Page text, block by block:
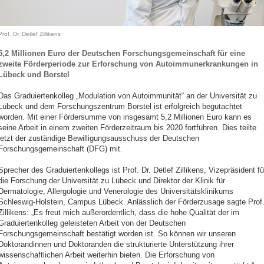
Dr. Detlef Zillikens
Millionen Euro der Deutschen Forschungsgemeinschaft für eine
Förderperiode zur Erforschung von Autoimmunerkrankungen in
und Borstel
Graduiertenkolleg „Modulation von Autoimmunität“ an der Universität zu
und dem Forschungszentrum Borstel ist erfolgreich begutachtet
Mit einer Fördersumme von insgesamt 5,2 Millionen Euro kann es
Arbeit in einem zweiten Förderzeitraum bis 2020 fortführen. Dies teilte
der zuständige Bewilligungsausschuss der Deutschen
(DFG) mit.
des Graduiertenkollegs ist Prof. Dr. Detlef Zillikens, Vizepräsident
Forschung der Universität zu Lübeck und Direktor der Klinik für
Allergologie und Venerologie des Universitätsklinikums
Holstein, Campus Lübeck. Anlässlich der Förderzusage sagte Prof.
„Es freut mich außerordentlich, dass die hohe Qualität der im
geleisteten Arbeit von der Deutschen
bestätigt worden ist. So können wir unseren
und Doktoranden die strukturierte Unterstützung ihrer
Arbeit weiterhin bieten. Die Erforschung von